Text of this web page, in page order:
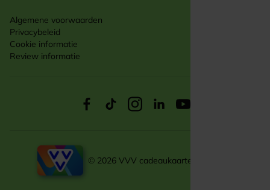
Algemene voorwaarden
Privacybeleid
Cookie informatie
Review informatie
© 2026 VVV cadeaukaarten zakelijk